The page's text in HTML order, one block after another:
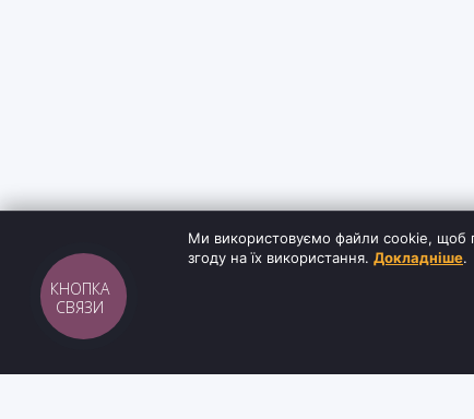
Ми використовуємо файли cookie, щоб
згоду на їх використання. Докладніше.
КНОПКА
СВЯЗИ